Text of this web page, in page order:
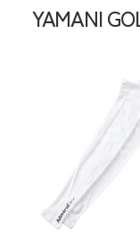
本
100%
中国
吸水
YAMANI